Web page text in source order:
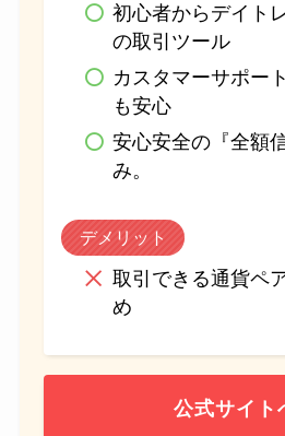
初心者からデイト
の取引ツール
カスタマーサポー
も安心
安心安全の『全額
み。
デメリット
取引できる通貨ペ
め
公式サイト